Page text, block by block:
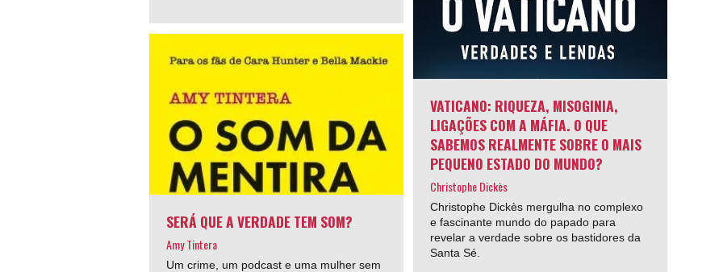
VATICANO: RIQUEZA, MISOGINIA,
LIGAÇÕES COM A MÁFIA. O QUE
SABEMOS REALMENTE SOBRE O MAIS
PEQUENO ESTADO DO MUNDO?
Christophe Dickès
Christophe Dickès mergulha no complexo
e fascinante mundo do papado para
revelar a verdade sobre os bastidores da
Santa Sé.
SERÁ QUE A VERDADE TEM SOM?
Amy Tintera
Um crime, um podcast e uma mulher sem